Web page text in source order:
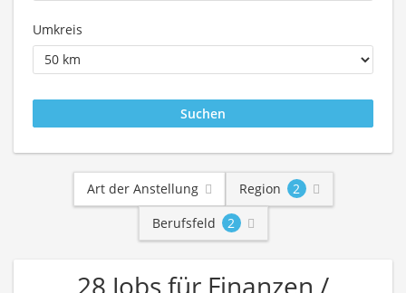
Umkreis
Art der Anstellung Region
2
Berufsfeld
2
28 Jobs für Finanzen /